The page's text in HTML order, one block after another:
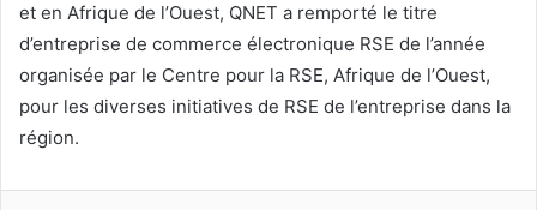
et en Afrique de l’Ouest, QNET a remporté le titre
d’entreprise de commerce électronique RSE de l’année
organisée par le Centre pour la RSE, Afrique de l’Ouest,
pour les diverses initiatives de RSE de l’entreprise dans la
région.